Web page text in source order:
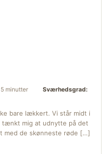
minutter
Sværhedsgrad:
bare lækkert. Vi står midt i
mig at udnytte på det
med de skønneste røde […]